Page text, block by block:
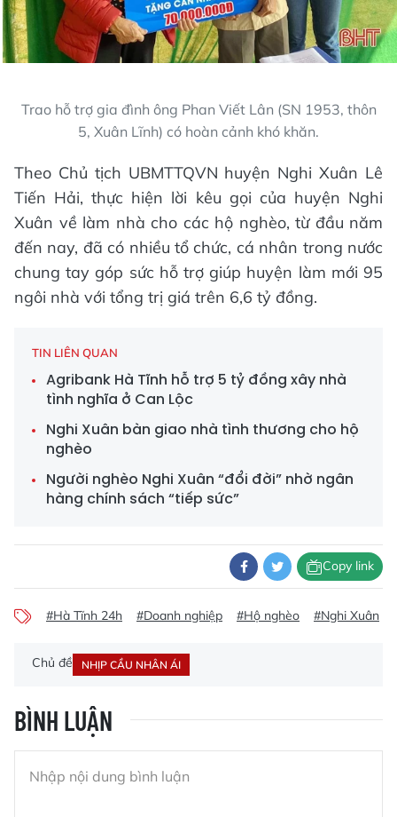
Trao hỗ trợ gia đình ông Phan Viết Lân (SN 1953, thôn
5, Xuân Lĩnh) có hoàn cảnh khó khăn.
Theo Chủ tịch UBMTTQVN huyện Nghi Xuân Lê
Tiến Hải, thực hiện lời kêu gọi của huyện Nghi
Xuân về làm nhà cho các hộ nghèo, từ đầu năm
đến nay, đã có nhiều tổ chức, cá nhân trong nước
chung tay góp sức hỗ trợ giúp huyện làm mới 95
ngôi nhà với tổng trị giá trên 6,6 tỷ đồng.
TIN LIÊN QUAN
Agribank Hà Tĩnh hỗ trợ 5 tỷ đồng xây nhà
tình nghĩa ở Can Lộc
Nghi Xuân bàn giao nhà tình thương cho hộ
nghèo
Người nghèo Nghi Xuân “đổi đời” nhờ ngân
hàng chính sách “tiếp sức”
Copy link
#Hà Tĩnh 24h #Doanh nghiệp #Hộ nghèo #Nghi Xuân
Chủ đề NHỊP CẦU NHÂN ÁI
BÌNH LUẬN